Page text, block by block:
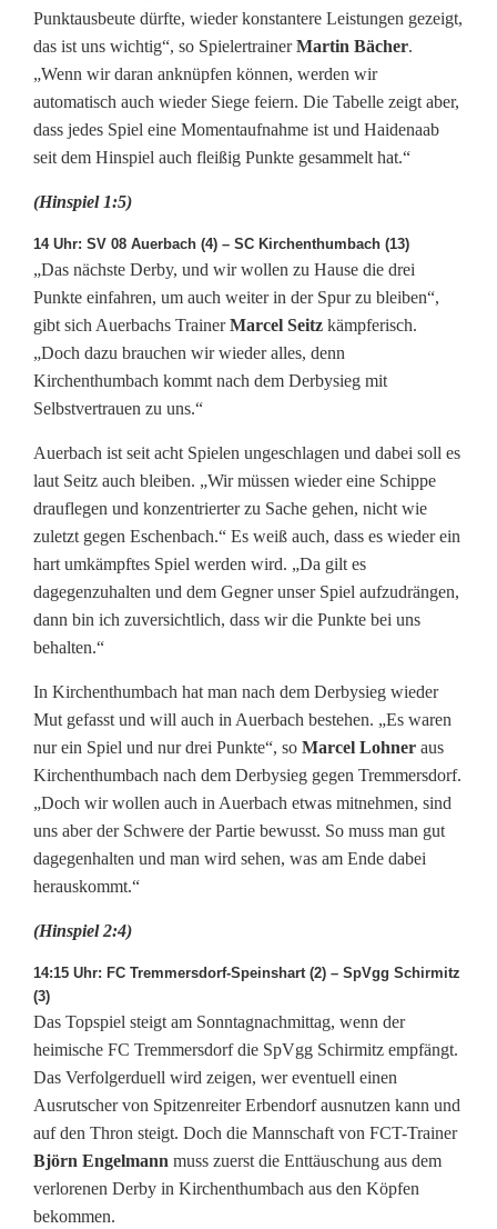
Punktausbeute dürfte, wieder konstantere Leistungen gezeigt,
das ist uns wichtig“, so SpielertrainerMartin Bächer.
„Wenn wir daran anknüpfen können, werden wir
automatisch auch wieder Siege feiern. Die Tabelle zeigt aber,
dass jedes Spiel eine Momentaufnahme ist und Haidenaab
seit dem Hinspiel auch fleißig Punkte gesammelt hat.“
(Hinspiel 1:5)
14 Uhr: SV 08 Auerbach (4) – SC Kirchenthumbach (13)
„Das nächste Derby, und wir wollen zu Hause die drei
Punkte einfahren, um auch weiter in der Spur zu bleiben“,
gibt sich Auerbachs TrainerMarcel Seitz kämpferisch.
„Doch dazu brauchen wir wieder alles, denn
Kirchenthumbach kommt nach dem Derbysieg mit
Selbstvertrauen zu uns.“
Auerbach ist seit acht Spielen ungeschlagen und dabei soll es
laut Seitz auch bleiben. „Wir müssen wieder eine Schippe
drauflegen und konzentrierter zu Sache gehen, nicht wie
zuletzt gegen Eschenbach.“ Es weiß auch, dass es wieder ein
hart umkämpftes Spiel werden wird. „Da gilt es
dagegenzuhalten und dem Gegner unser Spiel aufzudrängen,
dann bin ich zuversichtlich, dass wir die Punkte bei uns
behalten.“
In Kirchenthumbach hat man nach dem Derbysieg wieder
Mut gefasst und will auch in Auerbach bestehen. „Es waren
nur ein Spiel und nur drei Punkte“, so Marcel Lohner aus
Kirchenthumbach nach dem Derbysieg gegen Tremmersdorf.
„Doch wir wollen auch in Auerbach etwas mitnehmen, sind
uns aber der Schwere der Partie bewusst. So muss man gut
dagegenhalten und man wird sehen, was am Ende dabei
herauskommt.“
(Hinspiel 2:4)
14:15 Uhr: FC Tremmersdorf-Speinshart (2) – SpVgg Schirmitz
(3)
Das Topspiel steigt am Sonntagnachmittag, wenn der
heimische FC Tremmersdorf die SpVgg Schirmitz empfängt.
Das Verfolgerduell wird zeigen, wer eventuell einen
Ausrutscher von Spitzenreiter Erbendorf ausnutzen kann und
auf den Thron steigt. Doch die Mannschaft von FCT-Trainer
Björn Engelmann muss zuerst die Enttäuschung aus dem
verlorenen Derby in Kirchenthumbach aus den Köpfen
bekommen.